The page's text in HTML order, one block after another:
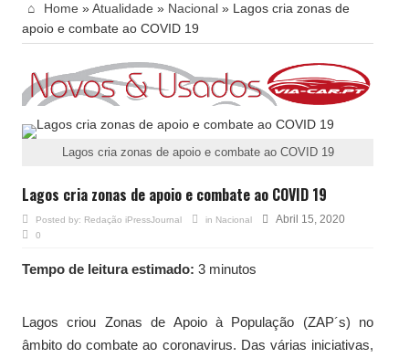
Home »Atualidade » Nacional » Lagos cria zonas de
apoio e combate ao COVID 19
Lagos cria zonas de apoio e combate ao COVID 19
Lagos cria zonas de apoio e combate ao COVID 19
Posted by: Redação iPressJournal in Nacional Abril 15, 2020
0
Tempo de leitura estimado: 3 minutos
Lagos criou Zonas de Apoio à População (ZAP´s) no
âmbito do combate ao coronavirus. Das várias iniciativas,